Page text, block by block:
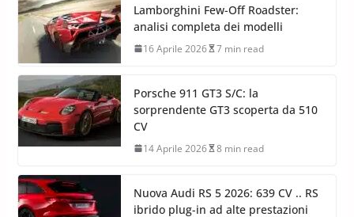
Lamborghini Few-Off Roadster:
analisi completa dei modelli
16 Aprile 2026 7 min read
Porsche 911 GT3 S/C: la
sorprendente GT3 scoperta da 510
CV
14 Aprile 2026 8 min read
Nuova Audi RS 5 2026: 639 CV .. RS
ibrido plug-in ad alte prestazioni